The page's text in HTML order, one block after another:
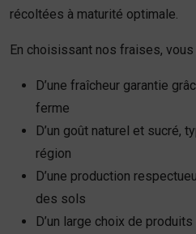
récoltées à maturité optimale.
En choisissant nos fraises,
D’une fraîcheur garantie
ferme
D’un goût naturel et sucré,
région
D’une production
des sols
D’un large choix de